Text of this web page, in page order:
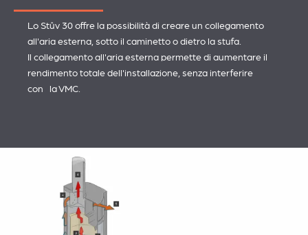
Lo Stûv 30 offre la possibilità di creare un collegamento
all'aria esterna, sotto il caminetto o dietro la stufa.
Il collegamento all'aria esterna permette di aumentare il
rendimento totale dell'installazione, senza interferire
con la VMC.